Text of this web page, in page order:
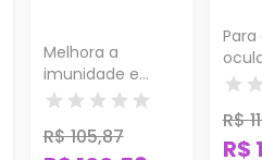
Melhora a
imunidade e
estimula o
R$ 105,87
R$
R$